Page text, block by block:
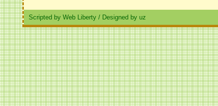
Scripted by Web Liberty / Designed by uz